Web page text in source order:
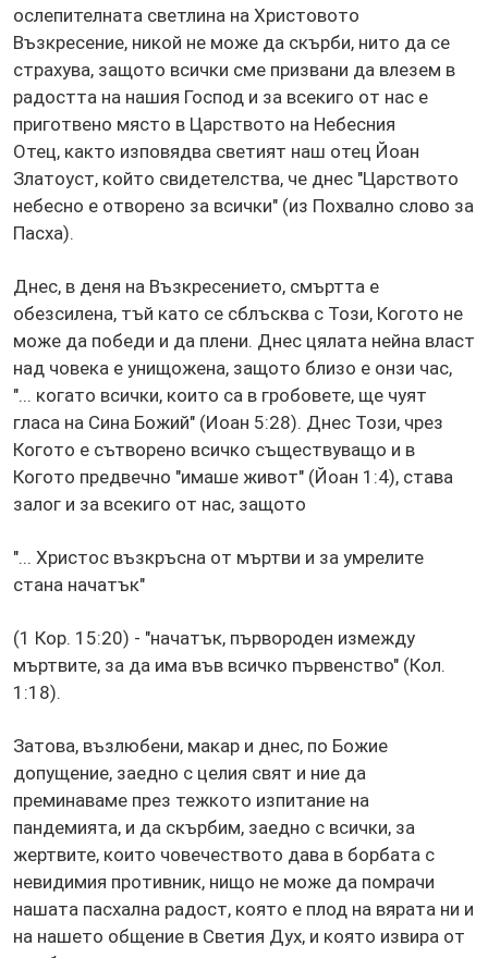
ослепителната светлина на Христовото
Възкресение, никой не може да скърби, нито да се
страхува, защото всички сме призвани да влезем в
радостта на нашия Господ и за всекиго от нас е
приготвено място в Царството на Небесния
Отец, както изповядва светият наш отец Йоан
Златоуст, който свидетелства, че днес "Царството
небесно е отворено за всички" (из Похвално слово за
Пасха).
Днес, в деня на Възкресението, смъртта е
обезсилена, тъй като се сблъсква с Този, Когото не
може да победи и да плени. Днес цялата нейна власт
над човека е унищожена, защото близо е онзи час,
"... когато всички, които са в гробовете, ще чуят
гласа на Сина Божий" (Иоан 5:28). Днес Този, чрез
Когото е сътворено всичко съществуващо и в
Когото предвечно "имаше живот" (Йоан 1:4), става
залог и за всекиго от нас, защото
"... Христос възкръсна от мъртви и за умрелите
стана начатък"
(1 Кор. 15:20) - "начатък, първороден измежду
мъртвите, за да има във всичко първенство" (Кол.
1:18).
Затова, възлюбени, макар и днес, по Божие
допущение, заедно с целия свят и ние да
преминаваме през тежкото изпитание на
пандемията, и да скърбим, заедно с всички, за
жертвите, които човечеството дава в борбата с
невидимия противник, нищо не може да помрачи
нашата пасхална радост, която е плод на вярата ни и
на нашето общение в Светия Дух, и която извира от